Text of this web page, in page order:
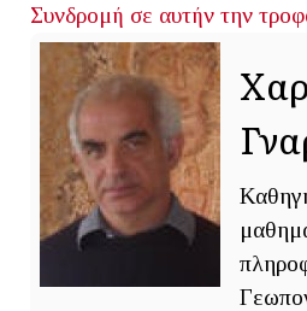
Συνδρομή σε αυτήν την